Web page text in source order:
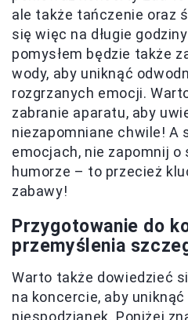
ale także tańczenie oraz
się więc na długie
pomysłem będzie także
wody, aby uniknąć
rozgrzanych emocji.
zabranie aparatu, aby
niezapomniane chwile! A
emocjach, nie zapomnij o
humorze – to przecież
zabawy!
Przygotowanie do
przemyślenia
Warto także dowiedzieć
na koncercie, aby
niespodzianek. Poniżej